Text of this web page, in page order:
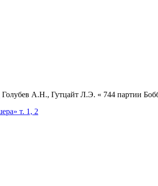
Голубев А.Н., Гутцайт Л.Э. « 744 партии